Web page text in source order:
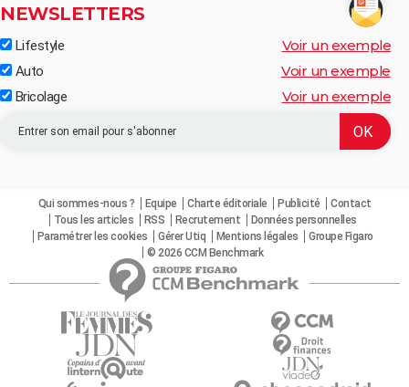
NEWSLETTERS
Lifestyle Voir un exemple
Auto Voir un exemple
Bricolage Voir un exemple
Qui sommes-nous ? Equipe Charte éditoriale Publicité
Contact
Tous les articles
RSS Recrutement
Données personnelles
Paramétrer les cookies
Gérer Utiq Mentions légales
Groupe Figaro
© 2026 CCM Benchmark